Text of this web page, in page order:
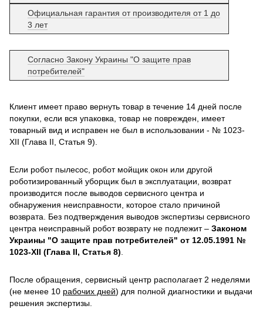
Официальная гарантия от производителя от 1 до
3 лет
Согласно Закону Украины "О защите прав
потребителей"
Клиент имеет право вернуть товар в течение 14 дней после
покупки, если вся упаковка, товар не поврежден, имеет
товарный вид и исправен не был в использовании - № 1023-
XII (Глава II, Статья 9).
Если робот пылесос, робот мойщик окон или другой
роботизированный уборщик был в эксплуатации, возврат
производится после выводов сервисного центра и
обнаружения неисправности, которое стало причиной
возврата. Без подтверждения выводов экспертизы сервисного
центра неисправный робот возврату не подлежит – Законом
Украины "О защите прав потребителей" от 12.05.1991 №
1023-XII (Глава II, Статья 8).
После обращения, сервисный центр располагает 2 неделями
(не менее 10 рабочих дней) для полной диагностики и выдачи
решения экспертизы.